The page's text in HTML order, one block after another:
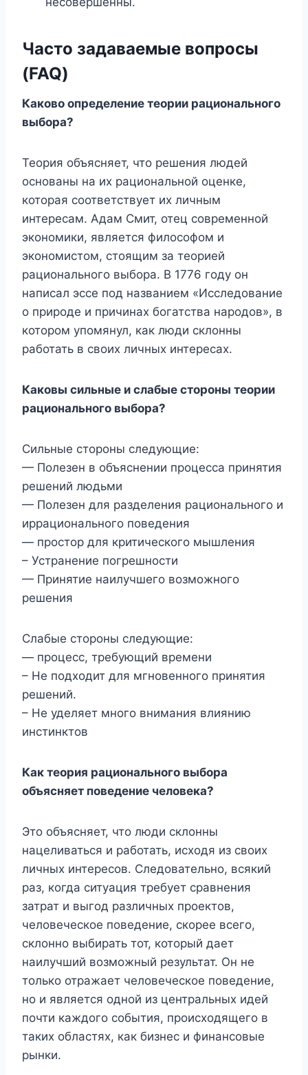
Часто задаваемые вопросы
(FAQ)
Каково определение теории рационального
выбора?
Теория объясняет, что решения людей
основаны на их рациональной оценке,
которая соответствует их личным
интересам. Адам Смит, отец современной
экономики, является философом и
экономистом, стоящим за теорией
рационального выбора. В 1776 году он
написал эссе под названием «Исследование
о природе и причинах богатства народов», в
котором упомянул, как люди склонны
работать в своих личных интересах.
Каковы сильные и слабые стороны теории
рационального выбора?
Сильные стороны следующие:
— Полезен в объяснении процесса принятия
решений людьми
— Полезен для разделения рационального и
иррационального поведения
— простор для критического мышления
– Устранение погрешности
— Принятие наилучшего возможного
решения
Слабые стороны следующие:
— процесс, требующий времени
– Не подходит для мгновенного принятия
решений.
– Не уделяет много внимания влиянию
инстинктов
Как теория рационального выбора
объясняет поведение человека?
Это объясняет, что люди склонны
нацеливаться и работать, исходя из своих
личных интересов. Следовательно, всякий
раз, когда ситуация требует сравнения
затрат и выгод различных проектов,
человеческое поведение, скорее всего,
склонно выбирать тот, который дает
наилучший возможный результат. Он не
только отражает человеческое поведение,
но и является одной из центральных идей
почти каждого события, происходящего в
таких областях, как бизнес и финансовые
рынки.